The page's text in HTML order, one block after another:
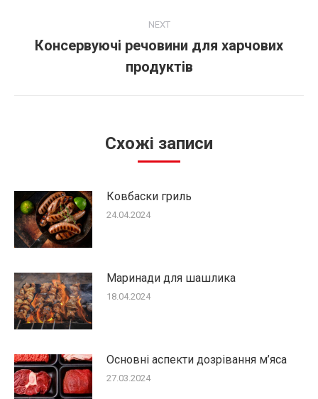
NEXT
Консервуючі речовини для харчових
продуктів
Cхожі записи
Ковбаски гриль
24.04.2024
Маринади для шашлика
18.04.2024
Основні аспекти дозрівання м’яса
27.03.2024